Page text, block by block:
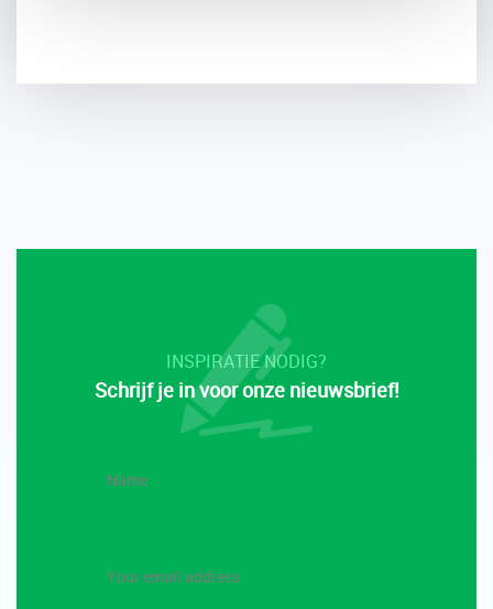
INSPIRATIE NODIG?
Schrijf je in voor onze nieuwsbrief!